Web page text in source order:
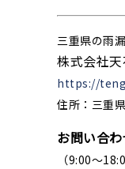
三重県の雨
株式会社
https://
住所：三重
お問い合わ
（9:00〜